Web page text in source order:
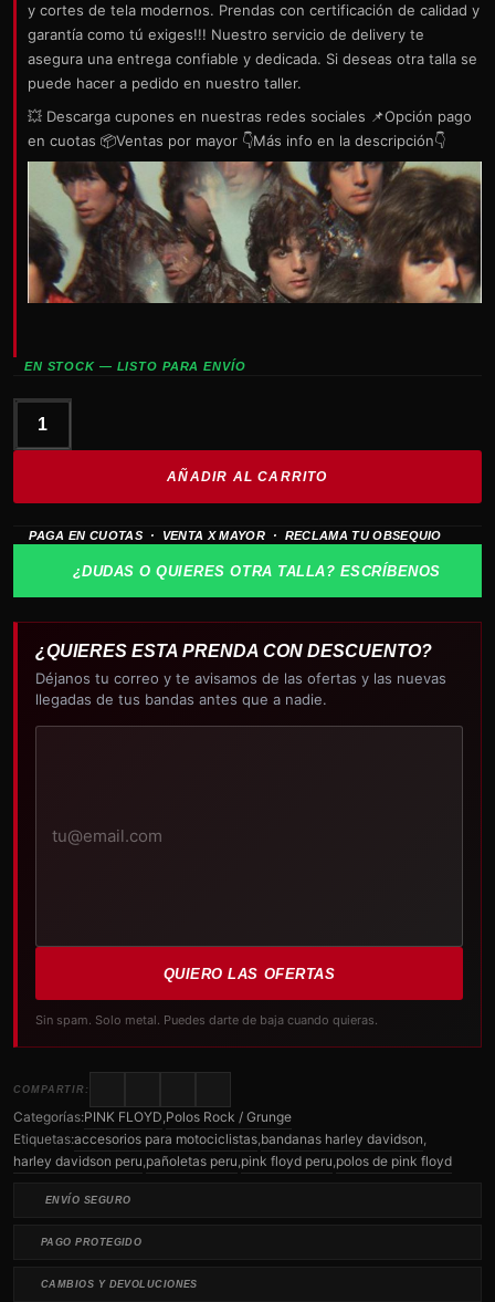
y cortes de tela modernos. Prendas con certificación de calidad y
garantía como tú exiges!!! Nuestro servicio de delivery te
asegura una entrega confiable y dedicada. Si deseas otra talla se
puede hacer a pedido en nuestro taller.
💥 Descarga cupones en nuestras redes sociales 📌Opción pago
en cuotas 📦Ventas por mayor 👇Más info en la descripción👇
EN STOCK — LISTO PARA ENVÍO
PINK
AÑADIR AL CARRITO
PAGA EN CUOTAS · VENTA X MAYOR · RECLAMA TU OBSEQUIO
¿DUDAS O QUIERES OTRA TALLA? ESCRÍBENOS
¿QUIERES ESTA PRENDA CON DESCUENTO?
Déjanos tu correo y te avisamos de las ofertas y las nuevas
llegadas de tus bandas antes que a nadie.
QUIERO LAS OFERTAS
Sin spam. Solo metal. Puedes darte de baja cuando quieras.
COMPARTIR:
Categorías:PINK FLOYD,Polos Rock / Grunge
Etiquetas:accesorios para motociclistas,bandanas harley davidson,
harley davidson peru,pañoletas peru,pink floyd peru,polos de pink floyd
ENVÍO SEGURO
PAGO PROTEGIDO
CAMBIOS Y DEVOLUCIONES